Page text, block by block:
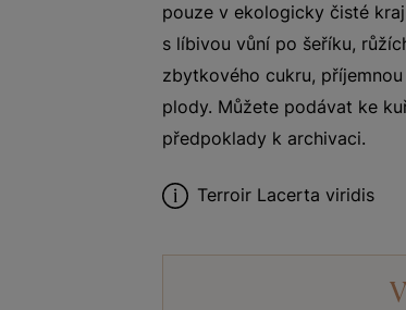
pouze v ekologicky čisté
s líbivou vůní po šeříku,
zbytkového cukru,
plody. Můžete podávat ke
předpoklady k archivaci.
Terroir Lacerta viridis